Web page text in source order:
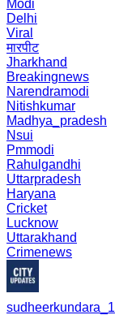
Modi
Delhi
Viral
मारपीट
Jharkhand
Breakingnews
Narendramodi
Nitishkumar
Madhya_pradesh
Nsui
Pmmodi
Rahulgandhi
Uttarpradesh
Haryana
Cricket
Lucknow
Uttarakhand
Crimenews
sudheerkundara_1